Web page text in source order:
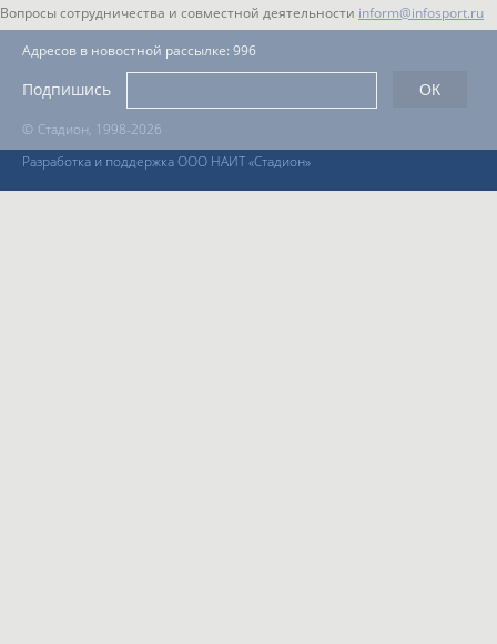
Вопросы сотрудничества и совместной деятельности inform@infosport.ru
© Стадион, 1998-2026
Разработка и поддержка ООО НАИТ «Стадион»
Адресов в новостной рассылке: 996
Подпишись